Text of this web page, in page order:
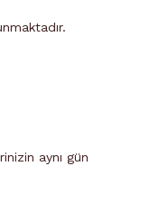
aynı gün